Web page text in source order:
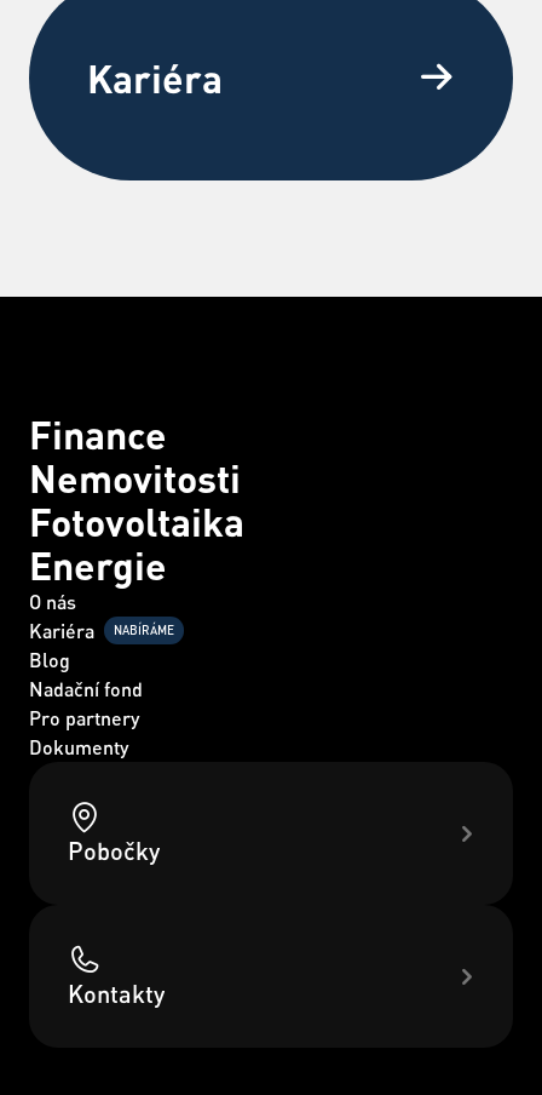
Kariéra
Finance
Nemovitosti
Fotovoltaika
Energie
O nás
Kariéra
NABÍRÁME
Blog
Nadační fond
Pro partnery
Dokumenty
Pobočky
Kontakty